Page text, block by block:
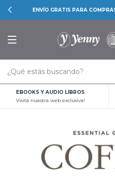
ENVÍO GRATIS PARA
EBOOKS Y AUDIO LIBROS
Visitá nuestra web exclusiva!